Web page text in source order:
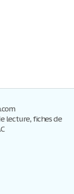
lecture, fiches de